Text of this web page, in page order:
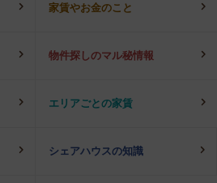
家賃やお金のこと
物件探しのマル秘情報
エリアごとの家賃
シェアハウスの知識